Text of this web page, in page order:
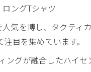
ングTシャツ
気を博し、タクティ
注目を集めています。
グが融合したハイセ